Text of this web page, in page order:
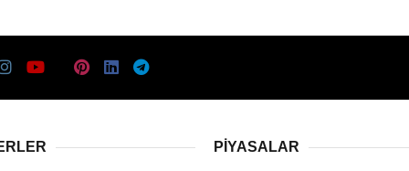
PIYASALAR